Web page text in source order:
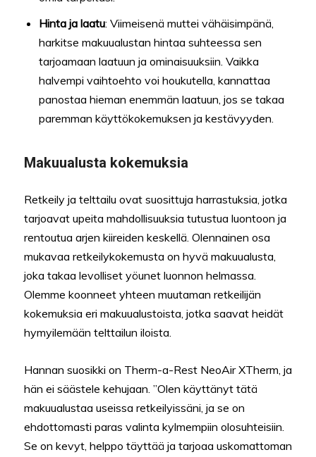
Hinta ja laatu: Viimeisenä muttei vähäisimpänä,
harkitse makuualustan hintaa suhteessa sen
tarjoamaan laatuun ja ominaisuuksiin. Vaikka
halvempi vaihtoehto voi houkutella, kannattaa
panostaa hieman enemmän laatuun, jos se takaa
paremman käyttökokemuksen ja kestävyyden.
Makuualusta kokemuksia
Retkeily ja telttailu ovat suosittuja harrastuksia, jotka
tarjoavat upeita mahdollisuuksia tutustua luontoon ja
rentoutua arjen kiireiden keskellä. Olennainen osa
mukavaa retkeilykokemusta on hyvä makuualusta,
joka takaa levolliset yöunet luonnon helmassa.
Olemme koonneet yhteen muutaman retkeilijän
kokemuksia eri makuualustoista, jotka saavat heidät
hymyilemään telttailun iloista.
Hannan suosikki on Therm-a-Rest NeoAir XTherm, ja
hän ei säästele kehujaan. ”Olen käyttänyt tätä
makuualustaa useissa retkeilyissäni, ja se on
ehdottomasti paras valinta kylmempiin olosuhteisiin.
Se on kevyt, helppo täyttää ja tarjoaa uskomattoman